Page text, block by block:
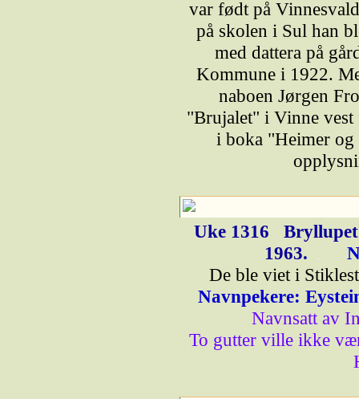
var født på
på skolen i Sul han
med dattera på
Kommune i 1922.
naboen Jørgen
"Brujalet" i Vinne
i boka "Heimer
Uke 1316
1963.
De ble viet i
Navnpekere:
Navnsatt av
To gutter ville ikke